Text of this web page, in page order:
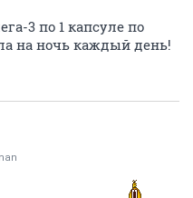
3 по 1 капсуле по
на ночь каждый день!